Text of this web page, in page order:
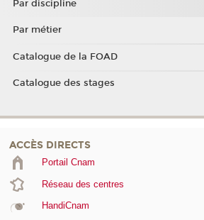
Par discipline
Par métier
Catalogue de la FOAD
Catalogue des stages
ACCÈS DIRECTS
Portail Cnam
Réseau des centres
HandiCnam